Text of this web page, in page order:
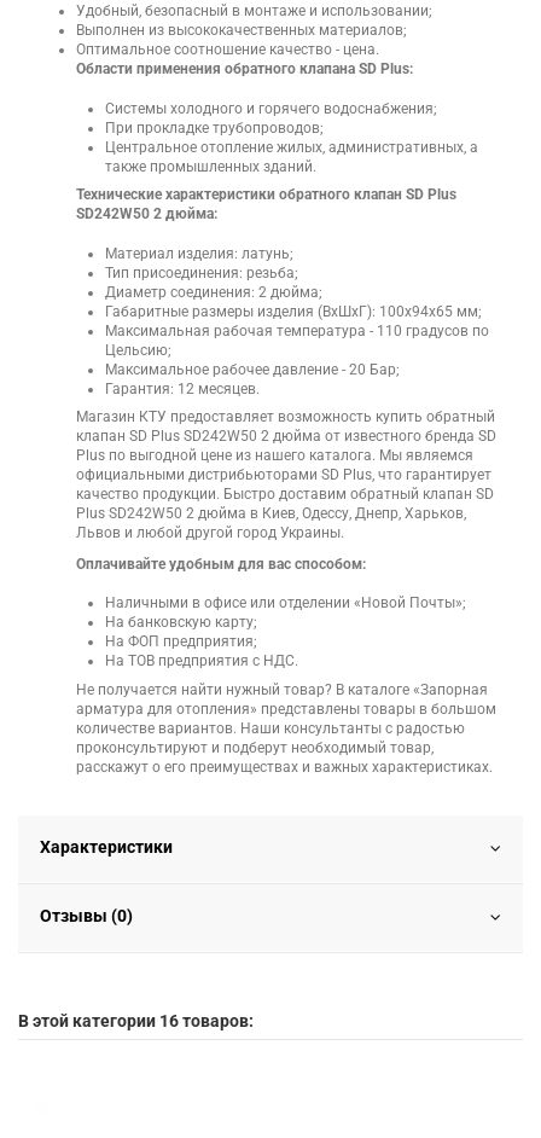
Удобный, безопасный в монтаже и использовании;
Выполнен из высококачественных материалов;
Оптимальное соотношение качество - цена.
Области применения обратного клапана SD Plus:
Системы холодного и горячего водоснабжения;
При прокладке трубопроводов;
Центральное отопление жилых, административных, а
также промышленных зданий.
Технические характеристики обратного клапан SD Plus
SD242W50 2 дюйма:
Материал изделия: латунь;
Тип присоединения: резьба;
Диаметр соединения: 2 дюйма;
Габаритные размеры изделия (ВхШхГ): 100х94х65 мм;
Максимальная рабочая температура - 110 градусов по
Цельсию;
Максимальное рабочее давление - 20 Бар;
Гарантия: 12 месяцев.
Магазин КТУ предоставляет возможность купить обратный
клапан SD Plus SD242W50 2 дюйма от известного бренда SD
Plus по выгодной цене из нашего каталога. Мы являемся
официальными дистрибьюторами SD Plus, что гарантирует
качество продукции. Быстро доставим обратный клапан SD
Plus SD242W50 2 дюйма в Киев, Одессу, Днепр, Харьков,
Львов и любой другой город Украины.
Оплачивайте удобным для вас способом:
Наличными в офисе или отделении «Новой Почты»;
На банковскую карту;
На ФОП предприятия;
На ТОВ предприятия с НДС.
Не получается найти нужный товар? В каталоге «Запорная
арматура для отопления» представлены товары в большом
количестве вариантов. Наши консультанты с радостью
проконсультируют и подберут необходимый товар,
расскажут о его преимуществах и важных характеристиках.
Характеристики
Отзывы (0)
В этой категории 16 товаров: